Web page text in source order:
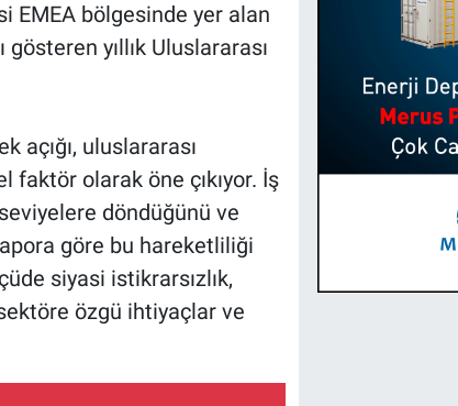
EMEA bölgesinde yer alan
yıllık Uluslararası
açığı, uluslararası
olarak öne çıkıyor. İş
döndüğünü ve
göre bu hareketliliği
siyasi istikrarsızlık,
özgü ihtiyaçlar ve